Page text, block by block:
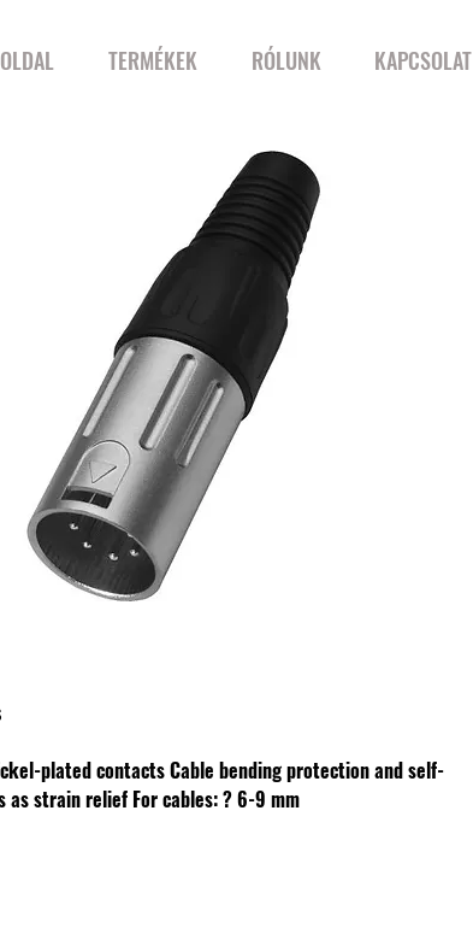
TERMÉKEK RÓLUNK KAPCSOLAT
plated contactsCable bending protection and self-
as strain relief For cables: ? 6-9 mm